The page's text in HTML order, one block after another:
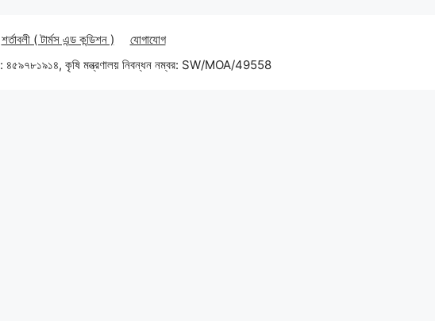
শর্তাবলী ( টার্মস এন্ড কন্ডিশন )
যোগাযোগ
কৃষি মন্ত্রণালয় নিবন্ধন নম্বর: SW/MOA/49558